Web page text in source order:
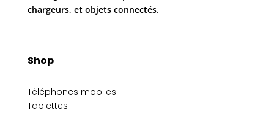
chargeurs, et objets connectés.
Shop
Téléphones mobiles
Tablettes